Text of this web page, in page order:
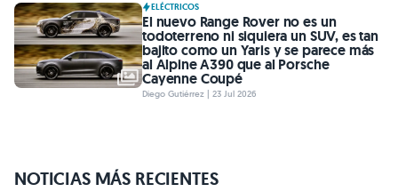
ELÉCTRICOS
El nuevo Range Rover no es un
todoterreno ni siquiera un SUV, es tan
bajito como un Yaris y se parece más
al Alpine A390 que al Porsche
Cayenne Coupé
Diego Gutiérrez | 23 Jul 2026
NOTICIAS MÁS RECIENTES